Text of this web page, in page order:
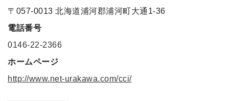
〒057-0013 北海道浦河郡浦河町大通1-36
電話番号
0146-22-2366
ホームページ
http://www.net-urakawa.com/cci/